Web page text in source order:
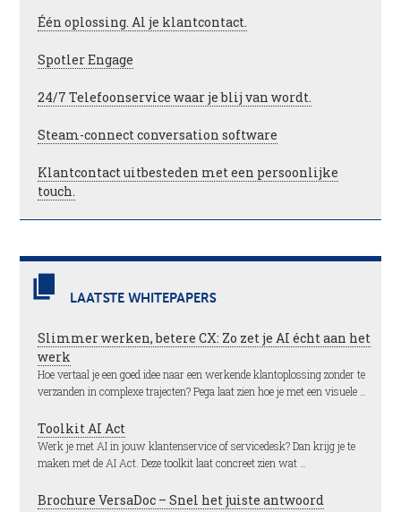
Één oplossing. Al je klantcontact.
Spotler Engage
24/7 Telefoonservice waar je blij van wordt.
Steam-connect conversation software
Klantcontact uitbesteden met een persoonlijke
touch.
LAATSTE WHITEPAPERS
Slimmer werken, betere CX: Zo zet je AI écht aan het
werk
Hoe vertaal je een goed idee naar een werkende klantoplossing zonder te
verzanden in complexe trajecten? Pega laat zien hoe je met een visuele …
Toolkit AI Act
Werk je met AI in jouw klantenservice of servicedesk? Dan krijg je te
maken met de AI Act. Deze toolkit laat concreet zien wat …
Brochure VersaDoc – Snel het juiste antwoord